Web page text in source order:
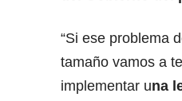
“Si ese problema
tamaño vamos a
implementar una